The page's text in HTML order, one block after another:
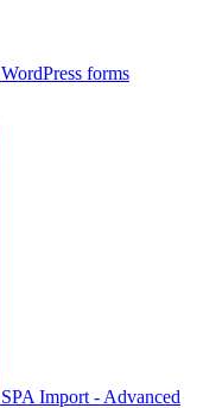
WordPress forms
SPA Import - Advanced